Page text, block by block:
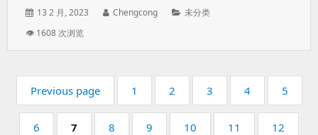
Posted
13 2 月, 2023 Author:
Chengcong Categories:
未分类
👁 1608 次浏览
Pagination
Previous page Page:
1 Page:
2 Page:
3 Page:
4 Page:
5
Page:
6 Page:
7 Page:
8 Page:
9 Page:
10 Page:
11 Page:
12